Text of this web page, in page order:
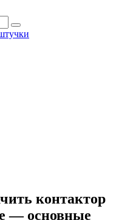
контактор
— основные